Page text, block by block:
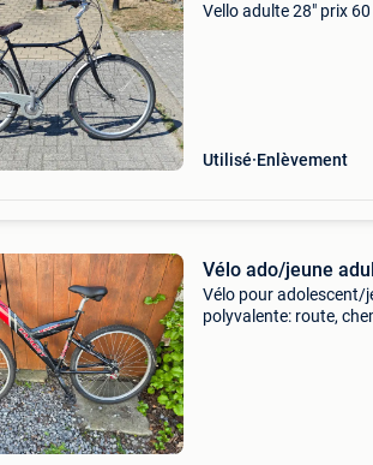
Vello adulte 28" prix
Utilisé Enlèvement
Vélo ado/jeune
Vélo pour adolescent/
polyvalente: route,